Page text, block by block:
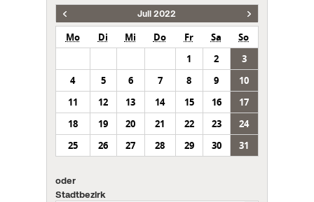
Juli 2022
Mo Di Mi Do Fr Sa
So
1
2
3
4
5 6 7 8 9
10
11
12 13 14 15 16
17
18
19 20 21 22 23
24
25
26 27 28 29 30 31
oder
Stadtbezirk